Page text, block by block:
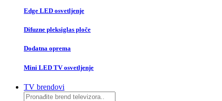
Edge LED osvetljenje
Difuzne pleksiglas ploče
Dodatna oprema
Mini LED TV osvetljenje
TV brendovi